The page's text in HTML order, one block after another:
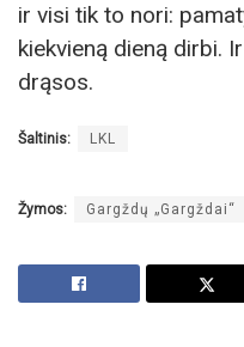
ir visi tik to nori:
kiekvieną dieną dirbi.
drąsos.
Šaltinis: LKL
Žymos: Gargždų „Gargždai“